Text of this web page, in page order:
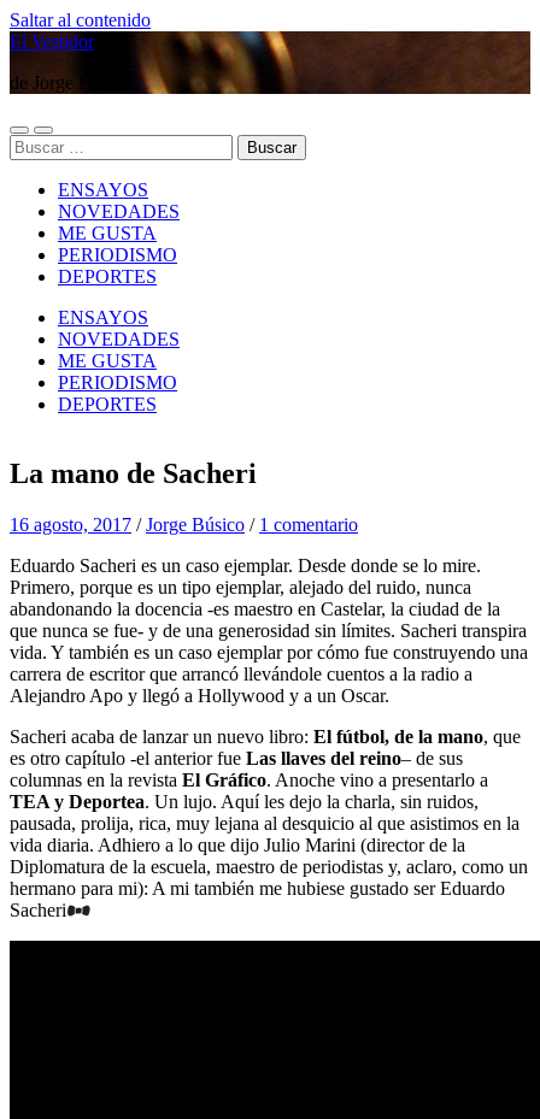
Saltar al contenido
El Vestidor
de Jorge Búsico
Alternar
el
móvil
Alternar
el
de
búsqueda
Buscar:
ENSAYOS
NOVEDADES
ME GUSTA
PERIODISMO
DEPORTES
ENSAYOS
NOVEDADES
ME GUSTA
PERIODISMO
DEPORTES
La mano de Sacheri
16 agosto, 2017 /Jorge Búsico / 1 comentario
Eduardo Sacheri es un caso ejemplar. Desde donde se lo mire.
Primero, porque es un tipo ejemplar, alejado del ruido, nunca
abandonando la docencia -es maestro en Castelar, la ciudad de la
que nunca se fue- y de una generosidad sin límites. Sacheri transpira
vida. Y también es un caso ejemplar por cómo fue construyendo una
carrera de escritor que arrancó llevándole cuentos a la radio a
Alejandro Apo y llegó a Hollywood y a un Oscar.
Sacheri acaba de lanzar un nuevo libro: El fútbol, de la mano, que
es otro capítulo -el anterior fue Las llaves del reino– de sus
columnas en la revista El Gráfico. Anoche vino a presentarlo a
TEA y Deportea. Un lujo. Aquí les dejo la charla, sin ruidos,
pausada, prolija, rica, muy lejana al desquicio al que asistimos en la
vida diaria. Adhiero a lo que dijo Julio Marini (director de la
Diplomatura de la escuela, maestro de periodistas y, aclaro, como un
hermano para mi): A mi también me hubiese gustado ser Eduardo
Sacheri